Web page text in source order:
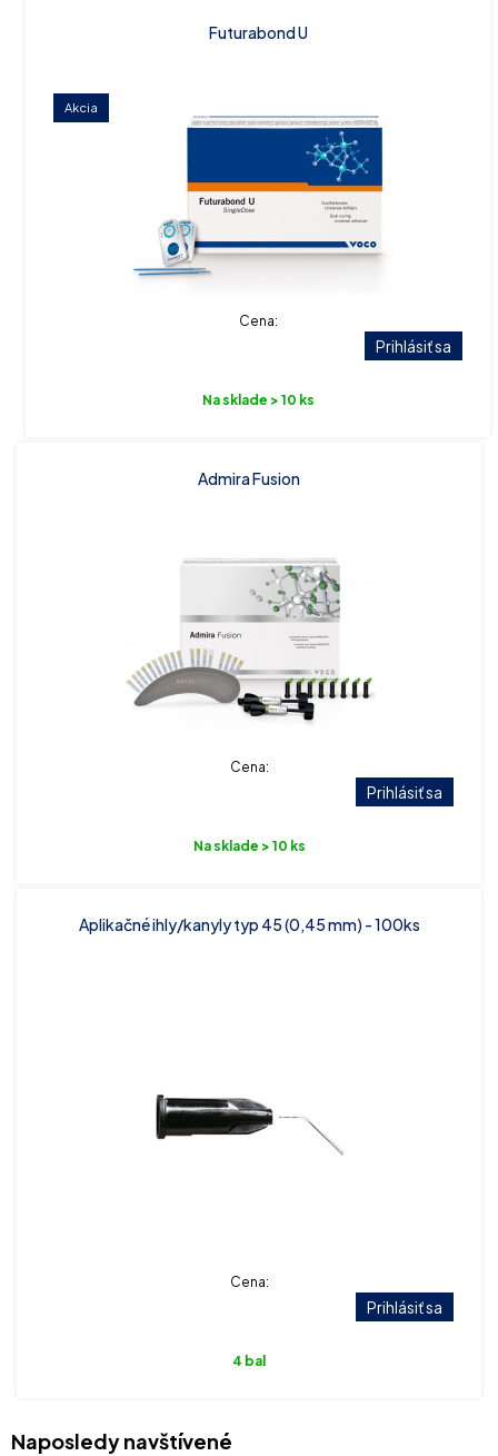
Futurabond U
Akcia
Cena:
Prihlásiť sa
Na sklade > 10 ks
Admira Fusion
Cena:
Prihlásiť sa
Na sklade > 10 ks
Aplikačné ihly/kanyly typ 45 (0,45 mm) - 100ks
Cena:
Prihlásiť sa
4 bal
Naposledy navštívené